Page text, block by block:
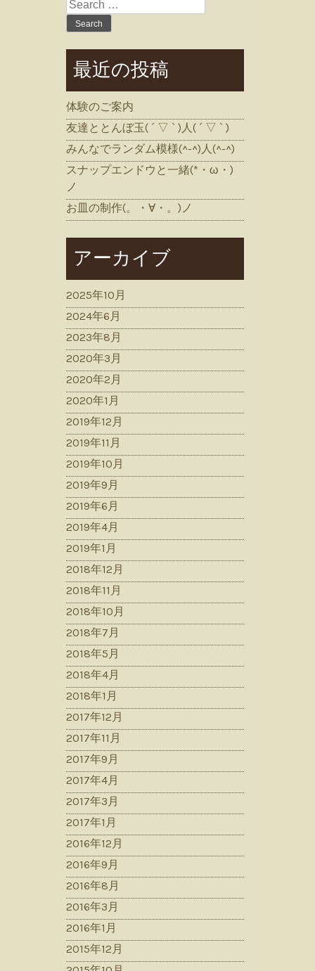
Search
for:
最近の投稿
体験のご案内
友達ととんぼ玉( ´ ▽ ` )人( ´ ▽ ` )
みんなでランダム模様(^-^)人(^-^)
スナップエンドウと一緒(*・ω・)
ノ
お皿の制作(。・∀・。)ノ
アーカイブ
2025年10月
2024年6月
2023年8月
2020年3月
2020年2月
2020年1月
2019年12月
2019年11月
2019年10月
2019年9月
2019年6月
2019年4月
2019年1月
2018年12月
2018年11月
2018年10月
2018年7月
2018年5月
2018年4月
2018年1月
2017年12月
2017年11月
2017年9月
2017年4月
2017年3月
2017年1月
2016年12月
2016年9月
2016年8月
2016年3月
2016年1月
2015年12月